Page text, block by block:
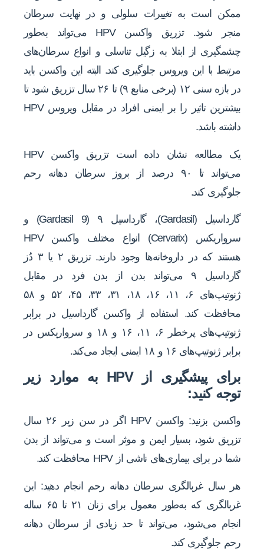
ممکن است به تغییرات سلولی و در نهایت سرطان
منجر شود. تزریق واکسن HPV می‌تواند به‌طور
چشمگیری از ابتلا به زگیل تناسلی و انواع سرطان‌های
مرتبط با این ویروس جلوگیری کند. البته این واکسن‌ باید
در بازه سنی ۱۲ (برخی منابع ۹) تا ۲۶ سال تزریق شود تا
بیشترین تاثیر را بر ایمنی افراد در مقابل ویروس HPV
داشته باشد.
یک مطالعه نشان داده است تزریق واکسن HPV
می‌تواند تا ۹۰ درصد از بروز سرطان دهانه رحم
جلوگیری کند.
گارداسیل (Gardasil)، گارداسیل ۹ (Gardasil 9) و
سرواریکس (Cervarix) انواع مختلف واکسن HPV
هستند که در داروخانه‌ها وجود دارند. تزریق ۲ یا ۳ دُز
گارداسیل ۹ می‌تواند بدن از بدن فرد در مقابل
ژنوتیپ‌های ۶، ۱۱، ۱۶، ۱۸، ۳۱، ۳۳، ۴۵، ۵۲ و ۵۸
محافظت کند. استفاده از واکسن گارداسیل در برابر
ژنوتیپ‌های پرخطر ۶، ۱۱، ۱۶ و ۱۸ و سرواریکس در
برابر ژنوتیپ‌های ۱۶ و ۱۸ ایمنی ایجاد می‌کند.
برای پیشگیری از HPV به موارد زیر
توجه کنید:
واکسن بزنید: واکسن HPV اگر در سن زیر ۲۶ سال
تزریق شود، بسیار ایمن و موثر است و می‌تواند از بدن
شما در برای بیماری‌های ناشی از HPV محافظت کند.
هر سال غربالگری سرطان دهانه رحم انجام دهید: این
غربالگری که به‌طور معمول برای زنان ۲۱ تا ۶۵ ساله
انجام می‌شود، می‌تواند تا حد زیادی از سرطان دهانه
رحم جلوگیری کند.